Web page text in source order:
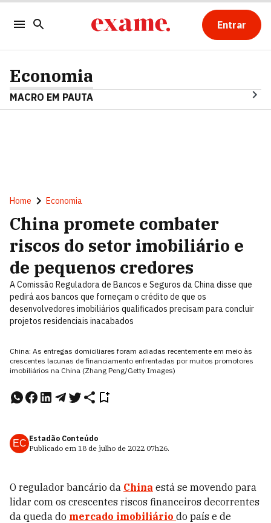
Entrar
Economia
MACRO EM PAUTA
Home Economia
China promete combater
riscos do setor imobiliário e
de pequenos credores
A Comissão Reguladora de Bancos e Seguros da China disse que
pedirá aos bancos que forneçam o crédito de que os
desenvolvedores imobiliários qualificados precisam para concluir
projetos residenciais inacabados
China: As entregas domiciliares foram adiadas recentemente em meio às
crescentes lacunas de financiamento enfrentadas por muitos promotores
imobiliários na China (Zhang Peng/Getty Images)
EC Estadão Conteúdo
Publicado em 18 de julho de 2022 07h26.
O regulador bancário da China está se movendo para
lidar com os crescentes riscos financeiros decorrentes
da queda do mercado imobiliário do país e de